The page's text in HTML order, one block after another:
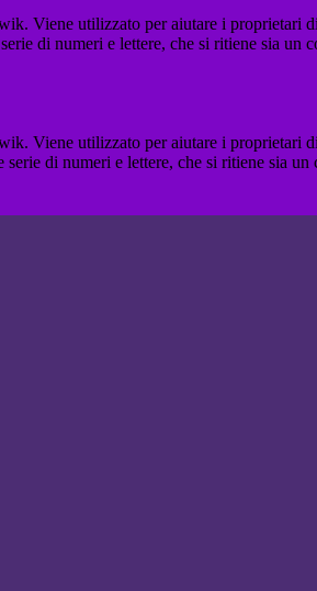
Viene utilizzato per aiutare i proprietari
di numeri e lettere, che si ritiene sia
Viene utilizzato per aiutare i proprietari
di numeri e lettere, che si ritiene sia